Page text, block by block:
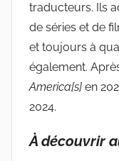
traducteurs. Ils
de séries et de
et toujours à
également.
America[s] en
2024.
À découvrir